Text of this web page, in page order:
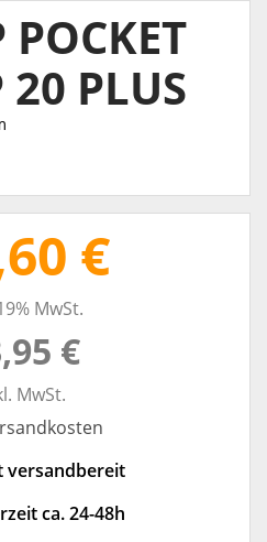
POCKET
PLUS
€
MwSt.
€
MwSt.
versandbereit
ca. 24-48h